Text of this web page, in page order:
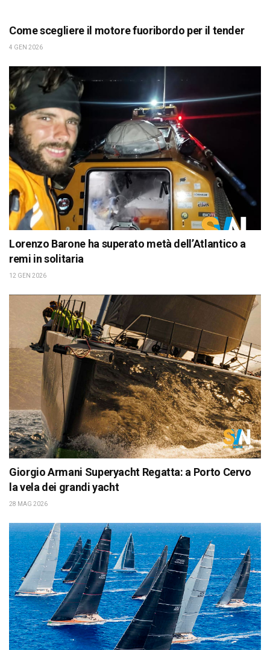
Come scegliere il motore fuoribordo per il tender
4 GEN 2026
Lorenzo Barone ha superato metà dell’Atlantico a
remi in solitaria
12 GEN 2026
Giorgio Armani Superyacht Regatta: a Porto Cervo
la vela dei grandi yacht
28 MAG 2026